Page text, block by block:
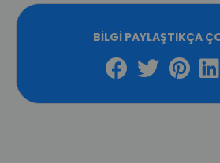
BILGI PAYLAŞTIKÇA